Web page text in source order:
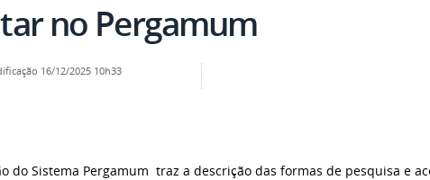
no Pergamum
16/12/2025 10h33
do Sistema Pergamum traz a descrição das formas de pesquisa e